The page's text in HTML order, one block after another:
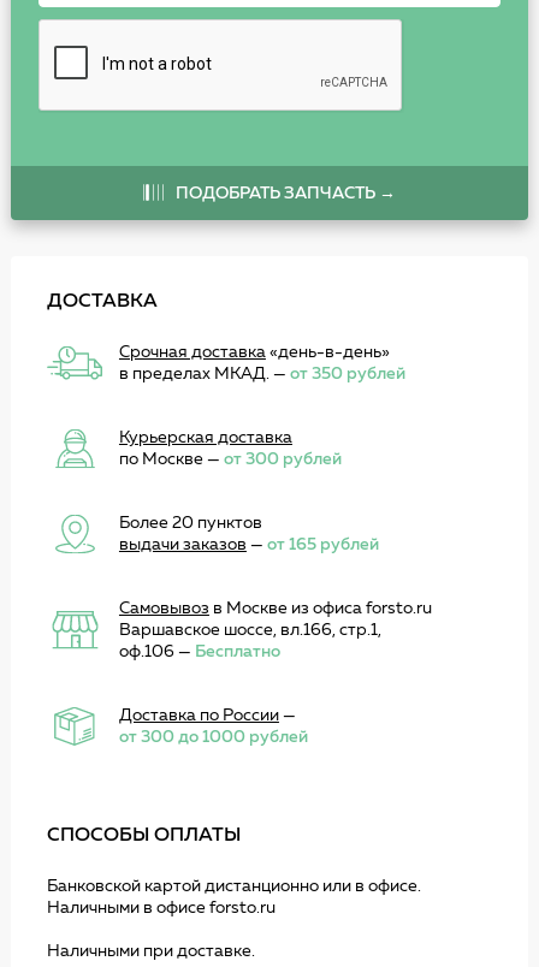
ПОДОБРАТЬ ЗАПЧАСТЬ →
ДОСТАВКА
Срочная доставка«день-в-день»
в пределах МКАД. — от 350 рублей
Курьерская доставка
по Москве — от 300 рублей
Более 20 пунктов
выдачи заказов — от 165 рублей
Самовывоз в Москве из офиса forsto.ru
Варшавское шоссе, вл.166, стр.1,
оф.106 — Бесплатно
Доставка по России—
от 300 до 1000 рублей
СПОСОБЫ ОПЛАТЫ
Банковской картой дистанционно или в офисе.
Наличными в офисе forsto.ru
Наличными при доставке.